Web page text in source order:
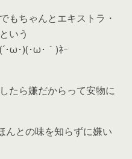
もちゃんとエキストラ・
いう
･ω･)(･ω･｀)ﾈｰ
たら嫌だからって安物に
んとの味を知らずに嫌い